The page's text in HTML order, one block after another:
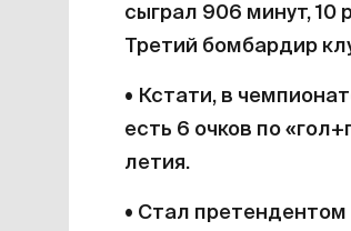
сыграл 906 минут, 10
Третий бомбардир
• Кстати, в
есть 6 очков по
летия.
• Стал претендентом